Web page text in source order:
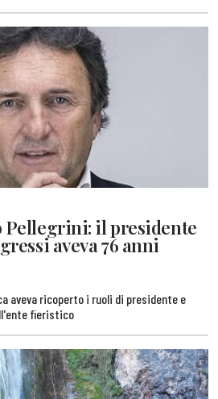
Pellegrini: il presidente
aveva 76 anni
aveva ricoperto i ruoli di presidente e
fieristico